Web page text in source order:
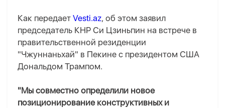
Как передает Vesti.az, об этом заявил
председатель КНР Си Цзиньпин на встрече в
правительственной резиденции
"Чжуннаньхай" в Пекине с президентом США
Дональдом Трампом.
"Мы совместно определили новое
позиционирование конструктивных и